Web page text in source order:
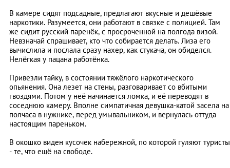
В камере сидят подсадные, предлагают вкусные и дешёвые
наркотики. Разумеется, они работают в связке с полицией. Там
же сидит русский паренёк, с просроченной на полгода визой.
Невзначай спрашивает, кто что собирается делать. Лиза его
вычислила и послала сразу нахер, как стукача, он обиделся.
Нелёгкая у пацана работёнка.
Привезли тайку, в состоянии тяжёлого наркотического
опьянения. Она лезет на стены, разговаривает со вбитыми
гвоздями. Потом у неё начинается ломка, и её переводят в
соседнюю камеру. Вполне симпатичная девушка-катой засела на
полчаса в нужнике, перед умывальником, и вернулась оттуда
настоящим пареньком.
В окошко виден кусочек набережной, по которой гуляют туристы
- те, что ещё на свободе.